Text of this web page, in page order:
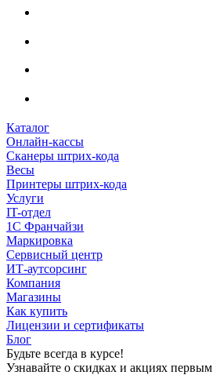
Каталог
Онлайн-кассы
Сканеры штрих-кода
Весы
Принтеры штрих-кода
Услуги
IT-отдел
1С Франчайзи
Маркировка
Сервисный центр
ИТ-аутсорсинг
Компания
Магазины
Как купить
Лицензии и сертификаты
Блог
Будьте всегда в курсе!
Узнавайте о скидках и акциях первым